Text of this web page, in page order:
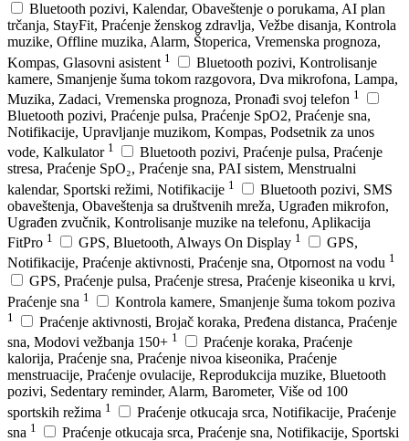
Bluetooth pozivi, Kalendar, Obaveštenje o porukama, AI plan
trčanja, StayFit, Praćenje ženskog zdravlja, Vežbe disanja, Kontrola
muzike, Offline muzika, Alarm, Štoperica, Vremenska prognoza,
Kompas, Glasovni asistent 1
Bluetooth pozivi, Kontrolisanje
kamere, Smanjenje šuma tokom razgovora, Dva mikrofona, Lampa,
Muzika, Zadaci, Vremenska prognoza, Pronađi svoj telefon 1
Bluetooth pozivi, Praćenje pulsa, Praćenje SpO2, Praćenje sna,
Notifikacije, Upravljanje muzikom, Kompas, Podsetnik za unos
vode, Kalkulator 1
Bluetooth pozivi, Praćenje pulsa, Praćenje
stresa, Praćenje SpO₂, Praćenje sna, PAI sistem, Menstrualni
kalendar, Sportski režimi, Notifikacije 1
Bluetooth pozivi, SMS
obaveštenja, Obaveštenja sa društvenih mreža, Ugrađen mikrofon,
Ugrađen zvučnik, Kontrolisanje muzike na telefonu, Aplikacija
FitPro 1 GPS, Bluetooth, Always On Display 1
GPS,
Notifikacije, Praćenje aktivnosti, Praćenje sna, Otpornost na vodu 1
GPS, Praćenje pulsa, Praćenje stresa, Praćenje kiseonika u krvi,
Praćenje sna 1 Kontrola kamere, Smanjenje šuma tokom poziva
1
Praćenje aktivnosti, Brojač koraka, Pređena distanca, Praćenje
sna, Modovi vežbanja 150+ 1
Praćenje koraka, Praćenje
kalorija, Praćenje sna, Praćenje nivoa kiseonika, Praćenje
menstruacije, Praćenje ovulacije, Reprodukcija muzike, Bluetooth
pozivi, Sedentary reminder, Alarm, Barometer, Više od 100
sportskih režima 1
Praćenje otkucaja srca, Notifikacije, Praćenje
sna 1
Praćenje otkucaja srca, Praćenje sna, Notifikacije, Sportski